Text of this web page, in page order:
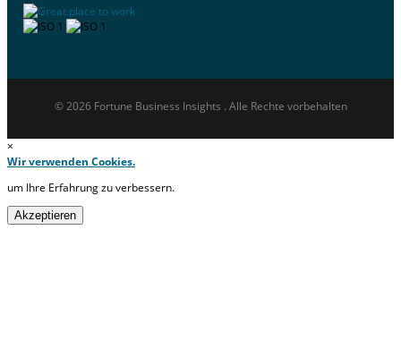
© 2026 Fortune Business Insights . Alle Rechte vorbehalten
×
Wir verwenden Cookies.
um Ihre Erfahrung zu verbessern.
Akzeptieren